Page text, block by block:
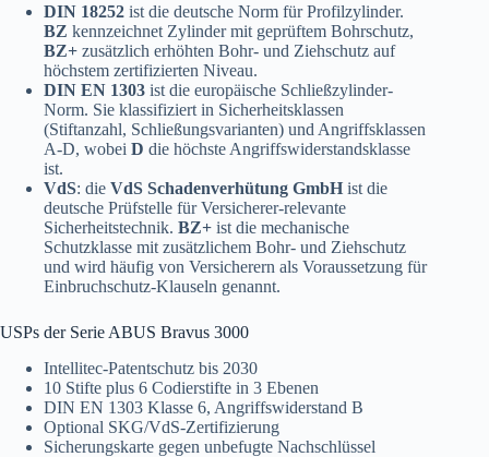
DIN 18252 ist die deutsche Norm für Profilzylinder.
BZ kennzeichnet Zylinder mit geprüftem Bohrschutz,
BZ+ zusätzlich erhöhten Bohr- und Ziehschutz auf
höchstem zertifizierten Niveau.
DIN EN 1303 ist die europäische Schließzylinder-
Norm. Sie klassifiziert in Sicherheitsklassen
(Stiftanzahl, Schließungsvarianten) und Angriffsklassen
A-D, wobei D die höchste Angriffswiderstandsklasse
ist.
VdS: die VdS Schadenverhütung GmbH ist die
deutsche Prüfstelle für Versicherer-relevante
Sicherheitstechnik. BZ+ ist die mechanische
Schutzklasse mit zusätzlichem Bohr- und Ziehschutz
und wird häufig von Versicherern als Voraussetzung für
Einbruchschutz-Klauseln genannt.
USPs der Serie ABUS Bravus 3000
Intellitec-Patentschutz bis 2030
10 Stifte plus 6 Codierstifte in 3 Ebenen
DIN EN 1303 Klasse 6, Angriffswiderstand B
Optional SKG/VdS-Zertifizierung
Sicherungskarte gegen unbefugte Nachschlüssel